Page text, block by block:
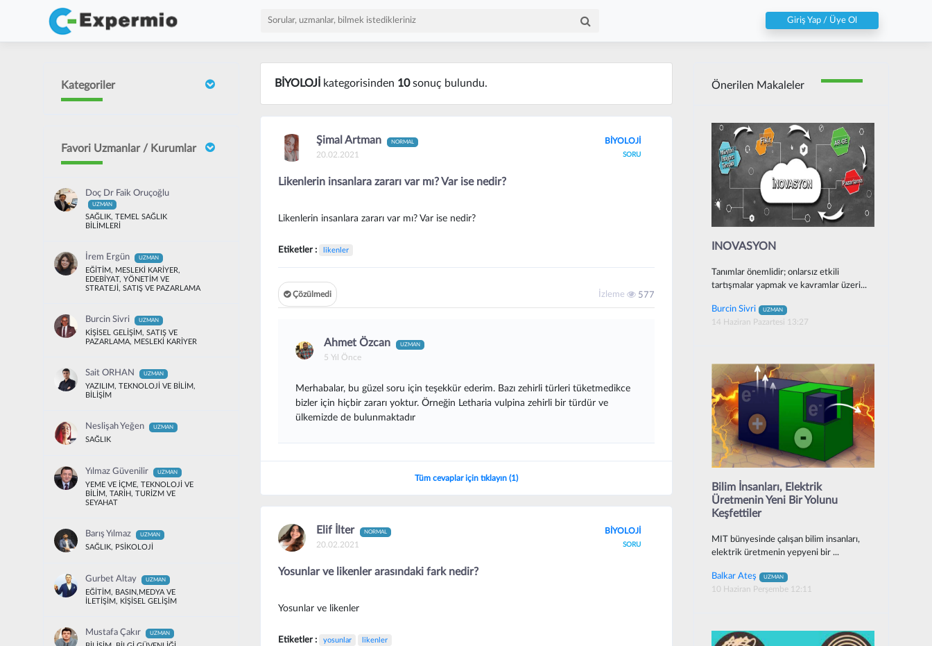
Giriş Yap / Üye Ol
Kategoriler
Favori Uzmanlar / Kurumlar
Doç Dr Faik Oruçoğlu
UZMAN
SAĞLIK, TEMEL SAĞLIK
BİLİMLERİ
İrem Ergün UZMAN
EĞİTİM, MESLEKİ KARİYER,
EDEBİYAT, YÖNETİM VE
STRATEJİ, SATIŞ VE PAZARLAMA
Burcin Sivri UZMAN
KİŞİSEL GELİŞİM, SATIŞ VE
PAZARLAMA, MESLEKİ KARİYER
Sait ORHAN UZMAN
YAZILIM, TEKNOLOJİ VE BİLİM,
BİLİŞİM
Neslişah Yeğen UZMAN
SAĞLIK
Yılmaz Güvenilir UZMAN
YEME VE İÇME, TEKNOLOJİ VE
BİLİM, TARİH, TURİZM VE
SEYAHAT
Barış Yılmaz UZMAN
SAĞLIK, PSİKOLOJİ
Gurbet Altay UZMAN
EĞİTİM, BASIN,MEDYA VE
İLETİŞİM, KİŞİSEL GELİŞİM
Mustafa Çakır UZMAN
BİYOLOJİ kategorisinden 10sonuç bulundu.
Şimal Artman NORMAL
20.02.2021
BİYOLOJİ
SORU
Likenlerin insanlara zararı var mı? Var ise nedir?
Likenlerin insanlara zararı var mı? Var ise nedir?
Etiketler : likenler
Çözülmedi İzleme 577
Ahmet Özcan UZMAN
5 Yıl Önce
Merhabalar, bu güzel soru için teşekkür ederim. Bazı zehirli türleri tüketmedikce
bizler için hiçbir zararı yoktur. Örneğin Letharia vulpina zehirli bir türdür ve
ülkemizde de bulunmaktadır
Tüm cevaplar için tıklayın (1)
Elif İlter NORMAL
20.02.2021
BİYOLOJİ
SORU
Yosunlar ve likenler arasındaki fark nedir?
Yosunlar ve likenler
Etiketler : yosunlar likenler
Önerilen Makaleler
INOVASYON
Tanımlar önemlidir; onlarsız etkili
tartışmalar yapmak ve kavramlar üzeri...
Burcin Sivri UZMAN
14 Haziran Pazartesi 13:27
Bilim İnsanları, Elektrik
Üretmenin Yeni Bir Yolunu
Keşfettiler
MIT bünyesinde çalışan bilim insanları,
elektrik üretmenin yepyeni bir ...
Balkar Ateş UZMAN
10 Haziran Perşembe 12:11